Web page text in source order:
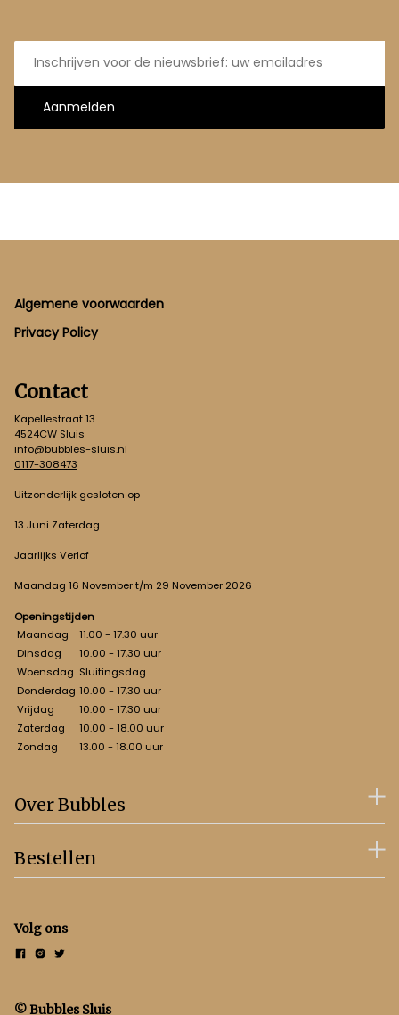
E-
mailadres
Aanmelden
Footer
Algemene voorwaarden
Privacy Policy
Contact
Kapellestraat 13
4524CW Sluis
info@bubbles-sluis.nl
0117-308473
Uitzonderlijk gesloten op
13 Juni Zaterdag
Jaarlijks Verlof
Maandag 16 November t/m 29 November 2026
Openingstijden
Maandag
11.00 - 17.30 uur
Dinsdag
10.00 - 17.30 uur
Woensdag Sluitingsdag
Donderdag 10.00 - 17.30 uur
Vrijdag
10.00 - 17.30 uur
Zaterdag
10.00 - 18.00 uur
Zondag
13.00 - 18.00 uur
Over Bubbles
Bestellen
Volg ons
© Bubbles Sluis